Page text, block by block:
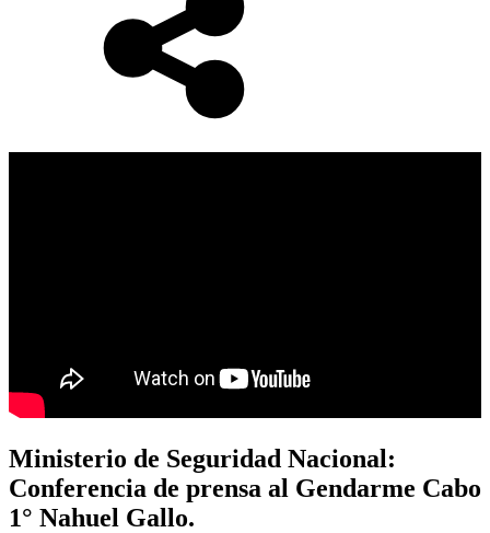
Ministerio de Seguridad Nacional:
Conferencia de prensa al Gendarme Cabo
1° Nahuel Gallo.